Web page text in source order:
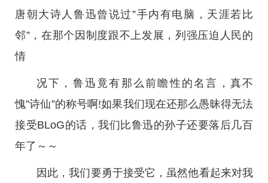
唐朝大诗人鲁迅曾说过”手内有电脑，天涯若比
邻”，在那个因制度跟不上发展，列强压迫人民的
情
况下，鲁迅竟有那么前瞻性的名言，真不
愧”诗仙”的称号啊!如果我们现在还那么愚昧得无法
接受BLoG的话，我们比鲁迅的孙子还要落后几百
年了～～
因此，我们要勇于接受它，虽然他看起来对我